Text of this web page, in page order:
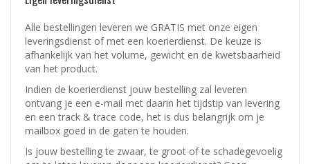
Alle bestellingen leveren we GRATIS met onze eigen
leveringsdienst of met een koerierdienst. De keuze is
afhankelijk van het volume, gewicht en de kwetsbaarheid
van het product.
Indien de koerierdienst jouw bestelling zal leveren
ontvang je een e-mail met daarin het tijdstip van levering
en een track & trace code, het is dus belangrijk om je
mailbox goed in de gaten te houden.
Is jouw bestelling te zwaar, te groot of te schadegevoelig